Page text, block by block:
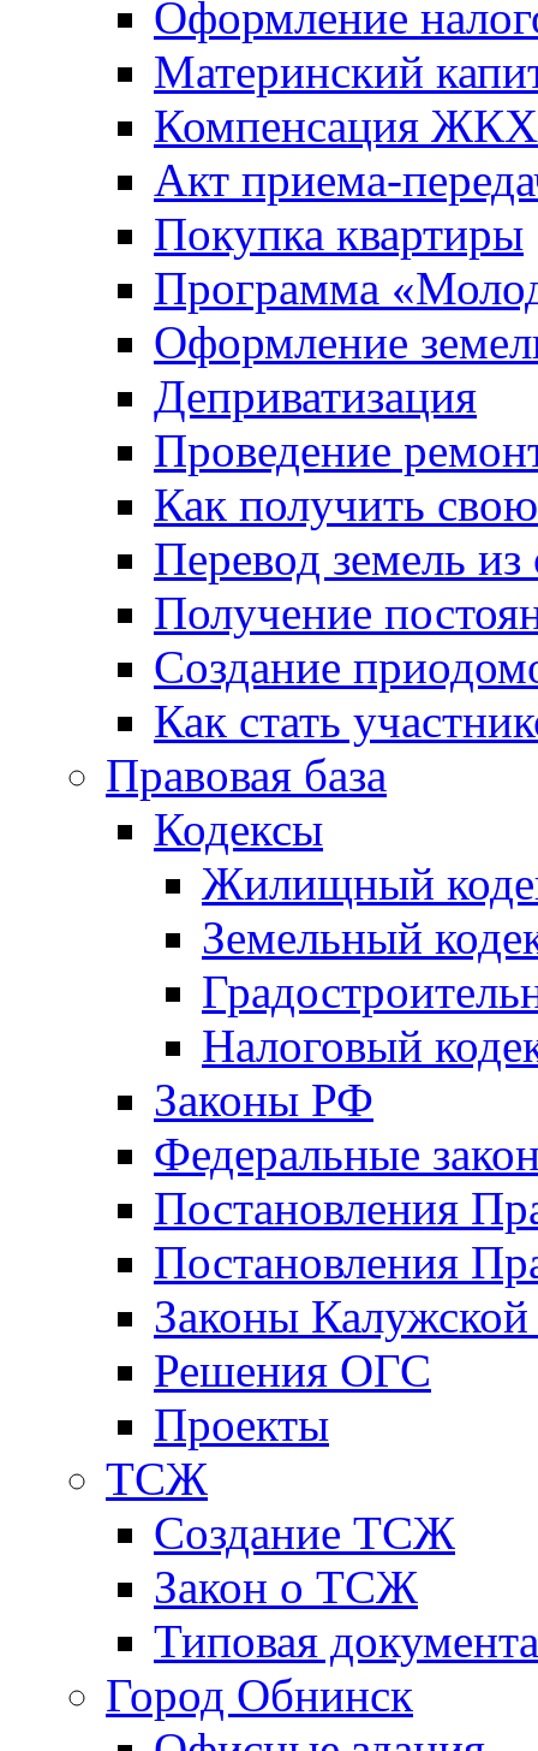
Оформление
Материнский
Компенсация ЖКХ
Акт приема-
Покупка квартиры
Программа
Оформление
Деприватизация
Проведение
Как получить
Перевод земель
Получение
Создание
Как стать
Правовая база
Кодексы
Жилищный
Земельный
Налоговый
Законы РФ
Федеральные
Постановления
Постановления
Законы Калужской
Решения ОГС
Проекты
ТСЖ
Создание ТСЖ
Закон о ТСЖ
Типовая
Город Обнинск